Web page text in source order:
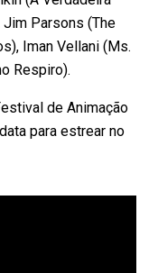
Jim Parsons (The
Iman Vellani (Ms.
Respiro).
de Animação
para estrear no